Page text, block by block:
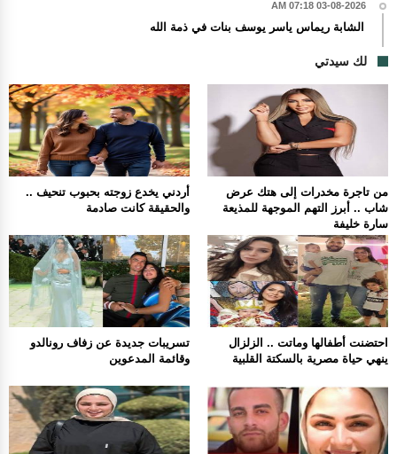
03-08-2026 07:18 AM
الشابة ريماس ياسر يوسف بنات في ذمة الله
لك سيدتي
أردني يخدع زوجته بحبوب تنحيف ..
والحقيقة كانت صادمة
من تاجرة مخدرات إلى هتك عرض
شاب .. أبرز التهم الموجهة للمذيعة
سارة خليفة
تسريبات جديدة عن زفاف رونالدو
وقائمة المدعوين
احتضنت أطفالها وماتت .. الزلزال
ينهي حياة مصرية بالسكتة القلبية